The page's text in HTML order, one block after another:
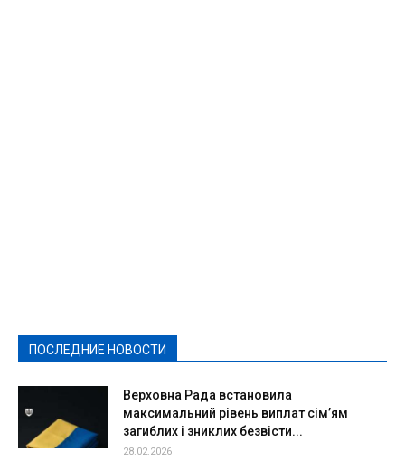
ПОСЛЕДНИЕ НОВОСТИ
Верховна Рада встановила
максимальний рівень виплат сім’ям
загиблих і зниклих безвісти...
28.02.2026